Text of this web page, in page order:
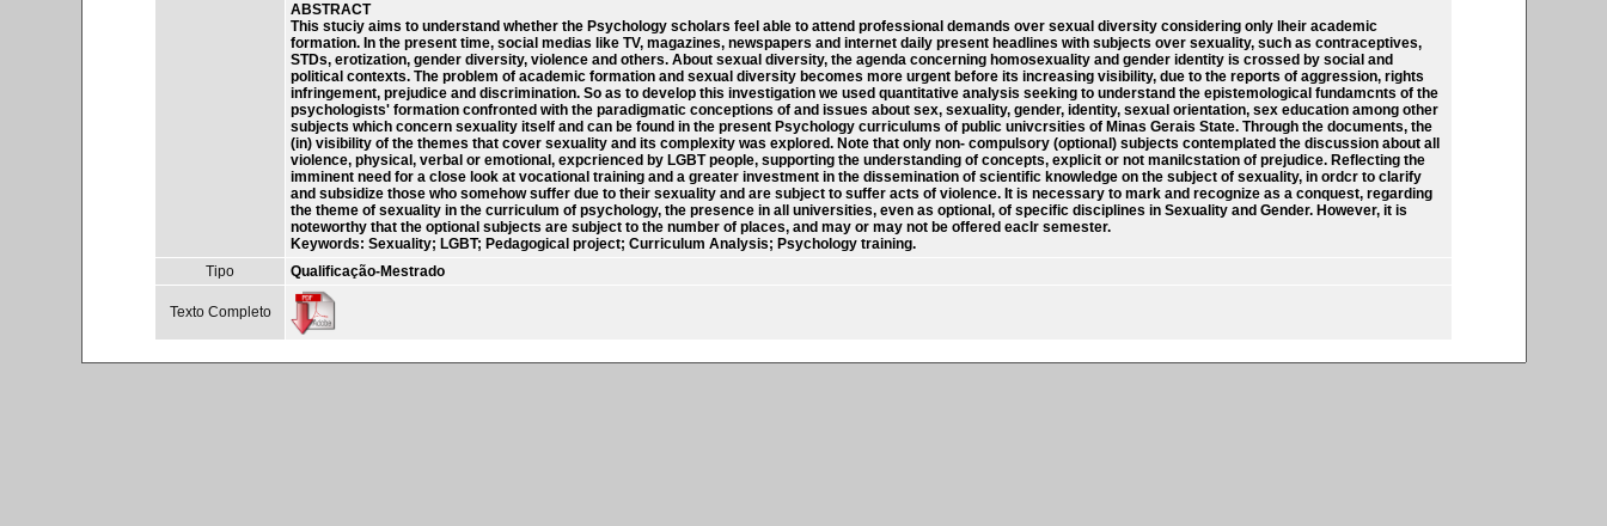
ABSTRACT
This stuciy aims to understand whether the Psychology scholars feel able to attend professional demands over sexual diversity considering only lheir academic
formation. In the present time, social medias like TV, magazines, newspapers and internet daily present headlines with subjects over sexuality, such as contraceptives,
STDs, erotization, gender diversity, violence and others. About sexual diversity, the agenda concerning homosexuality and gender identity is crossed by social and
political contexts. The problem of academic formation and sexual diversity becomes more urgent before its increasing visibility, due to the reports of aggression, rights
infringement, prejudice and discrimination. So as to develop this investigation we used quantitative analysis seeking to understand the epistemological fundamcnts of the
psychologists' formation confronted with the paradigmatic conceptions of and issues about sex, sexuality, gender, identity, sexual orientation, sex education among other
subjects which concern sexuality itself and can be found in the present Psychology curriculums of public univcrsities of Minas Gerais State. Through the documents, the
(in) visibility of the themes that cover sexuality and its complexity was explored. Note that only non- compulsory (optional) subjects contemplated the discussion about all
violence, physical, verbal or emotional, expcrienced by LGBT people, supporting the understanding of concepts, explicit or not manilcstation of prejudice. Reflecting the
imminent need for a close look at vocational training and a greater investment in the dissemination of scientific knowledge on the subject of sexuality, in ordcr to clarify
and subsidize those who somehow suffer due to their sexuality and are subject to suffer acts of violence. It is necessary to mark and recognize as a conquest, regarding
the theme of sexuality in the curriculum of psychology, the presence in all universities, even as optional, of specific disciplines in Sexuality and Gender. However, it is
noteworthy that the optional subjects are subject to the number of places, and may or may not be offered eaclr semester.
Keywords: Sexuality; LGBT; Pedagogical project; Curriculum Analysis; Psychology training.
Tipo
Qualificação-Mestrado
Texto Completo